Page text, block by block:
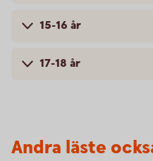
15-16 år
17-18 år
Andra läste